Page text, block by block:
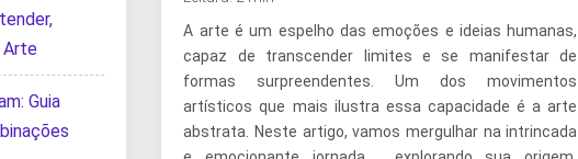
A arte é um espelho das emoções e ideias humanas,
capaz de transcender limites e se manifestar de
formas surpreendentes. Um dos movimentos
artísticos que mais ilustra essa capacidade é a arte
abstrata. Neste artigo, vamos mergulhar na intrincada
Arte
Guia